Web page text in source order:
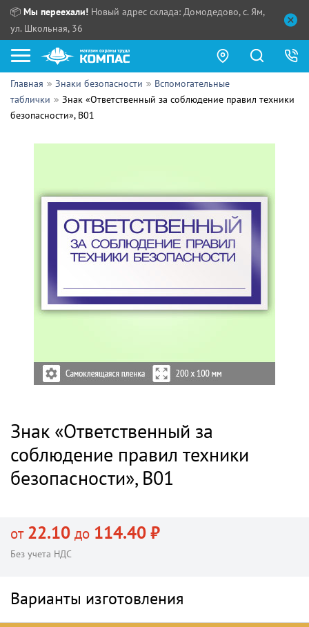
📦 Мы переехали! Новый адрес склада: Домодедово, с. Ям,
ул. Школьная, 36
Как купить?
Прайс-листы
Поставщикам
Контакты
СБ, ВС:
Выдача продукции:
Главная Знаки безопасности
Вспомогательные
таблички
Знак «Ответственный за соблюдение правил техники
безопасности», B01
Знак «Ответственный за
соблюдение правил техники
безопасности», B01
от22.10 до 114.40 ₽
Без учета НДС
Варианты изготовления